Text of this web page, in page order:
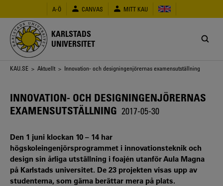
huvudinnehåll
A-Ö CANVAS MITT KAU
KARLSTADS
UNIVERSITET
Länkstig
KAU.SE > Aktuellt > Innovation- och designingenjörernas examensutställning
INNOVATION- OCH DESIGNINGENJÖRERNAS
EXAMENSUTSTÄLLNING 2017-05-30
Den 1 juni klockan 10 – 14 har
högskoleingenjörsprogrammet i innovationsteknik och
design sin årliga utställning i foajén utanför Aula Magna
på Karlstads universitet. De 23 projekten visas upp av
studenterna, som gärna berättar mera på plats.